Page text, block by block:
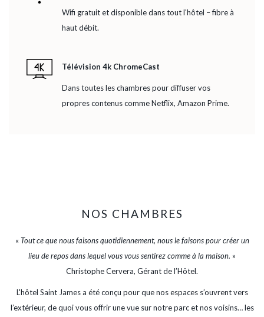
Wifi gratuit et disponible dans tout l'hôtel – fibre à
haut débit.
Télévision 4k ChromeCast
Dans toutes les chambres pour diffuser vos
propres contenus comme Netflix, Amazon Prime.
NOS CHAMBRES
« Tout ce que nous faisons quotidiennement, nous le faisons pour créer un
lieu de repos dans lequel vous vous sentirez comme à la maison. »
Christophe Cervera, Gérant de l’Hôtel.
L'hôtel Saint James a été conçu pour que nos espaces s’ouvrent vers
l’extérieur, de quoi vous offrir une vue sur notre parc et nos voisins… les